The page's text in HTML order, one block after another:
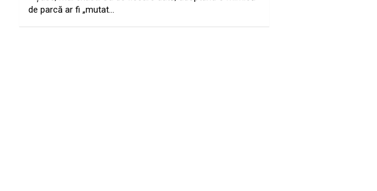
de parcă ar fi „mutat…